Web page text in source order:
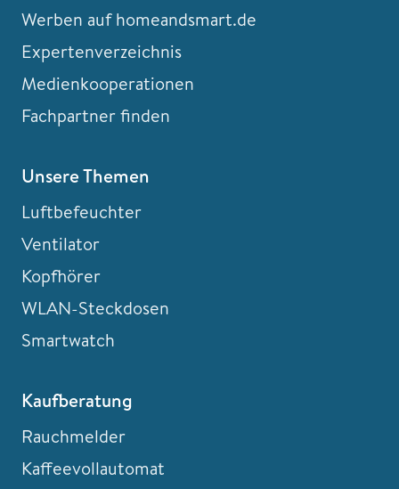
Werben auf homeandsmart.de
Expertenverzeichnis
Medienkooperationen
Fachpartner finden
Unsere Themen
Luftbefeuchter
Ventilator
Kopfhörer
WLAN-Steckdosen
Smartwatch
Kaufberatung
Rauchmelder
Kaffeevollautomat